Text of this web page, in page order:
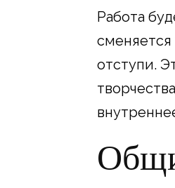
Работа
сменяется
отступи.